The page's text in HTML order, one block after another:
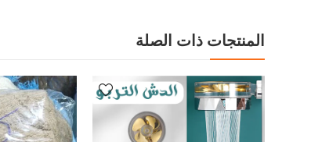
المنتجات ذات الصلة